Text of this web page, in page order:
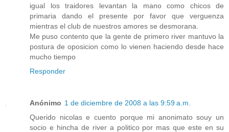
igual los traidores levantan la mano como chicos de
primaria dando el presente por favor que verguenza
mientras el club de nuestros amores se desmorana.
Me puso contento que la gente de primero river mantuvo la
postura de oposicion como lo vienen haciendo desde hace
mucho tiempo
Responder
Anónimo 1 de diciembre de 2008 a las 9:59 a.m.
Querido nicolas e cuento porque mi anonimato souy un
socio e hincha de river a politico por mas que este en su